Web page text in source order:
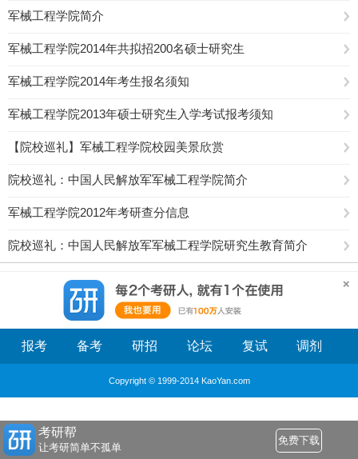
军械工程学院简介
军械工程学院2014年共拟招200名硕士研究生
军械工程学院2014年考生报名须知
军械工程学院2013年硕士研究生入学考试报考须知
【院校巡礼】军械工程学院校园美景欣赏
院校巡礼：中国人民解放军军械工程学院简介
军械工程学院2012年考研查分信息
院校巡礼：中国人民解放军军械工程学院研究生教育简介
报考 备考 研招 论坛 复试 调剂
Copyright © 1999-2014 KaoYan.com
考研帮
让考研简单不孤单
免费下载